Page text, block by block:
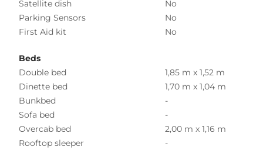
Satellite dish
No
Parking Sensors
No
First Aid kit
No
Beds
Double bed
1,85 m x 1,52 m
Dinette bed
1,70 m x 1,04 m
Bunkbed
-
Sofa bed
-
Overcab bed
2,00 m x 1,16 m
Rooftop sleeper
-